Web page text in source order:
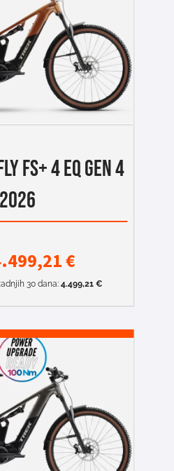
FS+ 4 EQ GEN 4
2026
€
30 dana: 4.499,21 €